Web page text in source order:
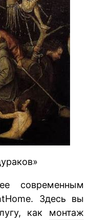
современным
Здесь вы
как монтаж